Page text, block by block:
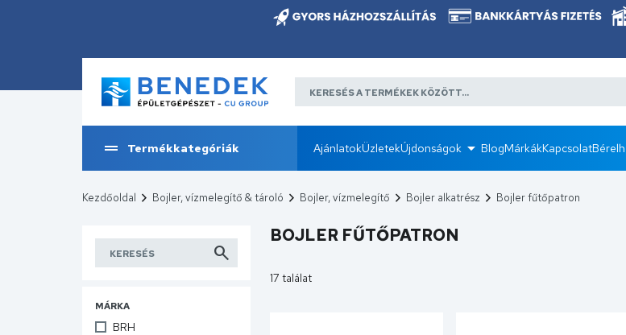
Termékkategóriák AjánlatokÜzletekÚjdonságok BlogMárkákKapcsolat
Kezdőoldal Bojler, vízmelegítő & tároló Bojler, vízmelegítő Bojler alkatrész Bojler fűtőpatron
BOJLER FŰTŐPATRON
17 találat
MÁRKA
BRH